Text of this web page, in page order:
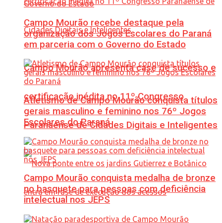
Campo Mourão apresenta case de sucesso e
certificação inédita no 11º Congresso
Paranaense de Cidades Digitais e Inteligentes
Campo Mourão recebe destaque pela
organização dos Jogos Escolares do Paraná
em parceria com o Governo do Estado
Atletismo de Campo Mourão conquista títulos
gerais masculino e feminino nos 76º Jogos
Escolares do Paraná
Campo Mourão conquista medalha de bronze
no basquete para pessoas com deficiência
intelectual nos JEPS